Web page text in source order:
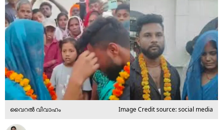
വൈറൽ വിവാഹം Image Credit source: social media